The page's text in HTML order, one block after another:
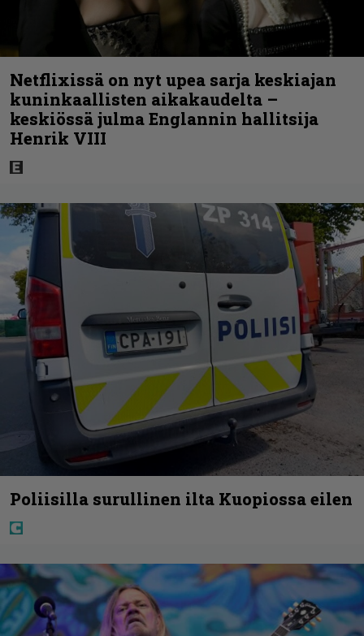
Netflixissä on nyt upea sarja keskiajan
kuninkaallisten aikakaudelta –
keskiössä julma Englannin hallitsija
Henrik VIII
Poliisilla surullinen ilta Kuopiossa eilen